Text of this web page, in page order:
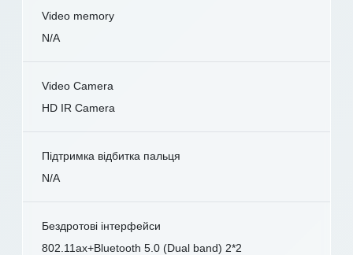
Video memory
N/A
Video Camera
HD IR Camera
Підтримка відбитка пальця
N/A
Бездротові інтерфейси
802.11ax+Bluetooth 5.0 (Dual band) 2*2